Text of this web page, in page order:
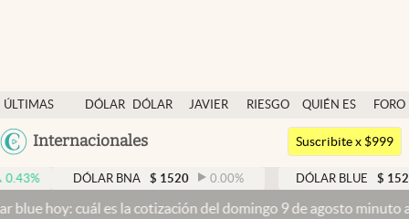
ÚLTIMAS
NOTICIAS
DÓLAR
DÓLAR
JAVIER
RIESGO
QUIÉN ES
QUIÉN
FORO
Argentina
México
Internacionales
Dólar
Members
Economía y Política
Finanzas y Mercados
Suscribite x $999
DÓLAR BNA $ 1520 0.00% DÓLAR BLUE $ 1525 -
es la cotización del domingo 9 de agosto minuto a minuto